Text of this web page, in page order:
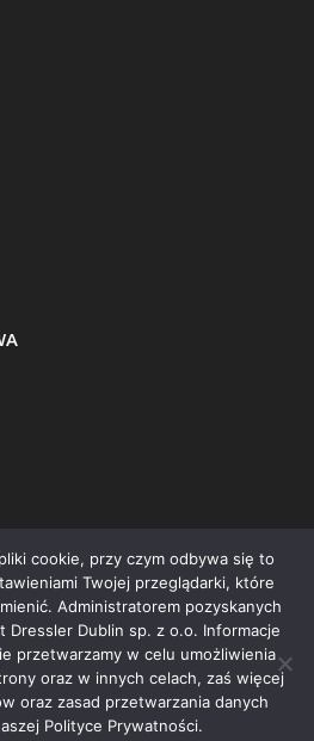
Wszelkie prawa zastrzeżone
cookie, przy czym odbywa się to
Twojej przeglądarki, które
Administratorem pozyskanych
Dublin sp. z o.o. Informacje
przetwarzamy w celu umożliwienia
oraz w innych celach, zaś więcej
oraz zasad przetwarzania danych
Polityce Prywatności.